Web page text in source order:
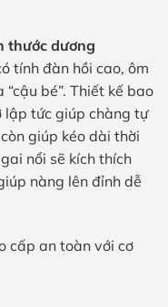
thước dương
tính đàn hồi cao, ôm
bé”. Thiết kế bao
lập tức giúp chàng tự
giúp kéo dài thời
nổi sẽ kích thích
nàng lên đỉnh dễ
cấp an toàn với cơ